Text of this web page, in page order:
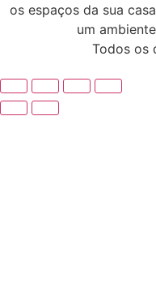
os espaços da sua
um
Todos os